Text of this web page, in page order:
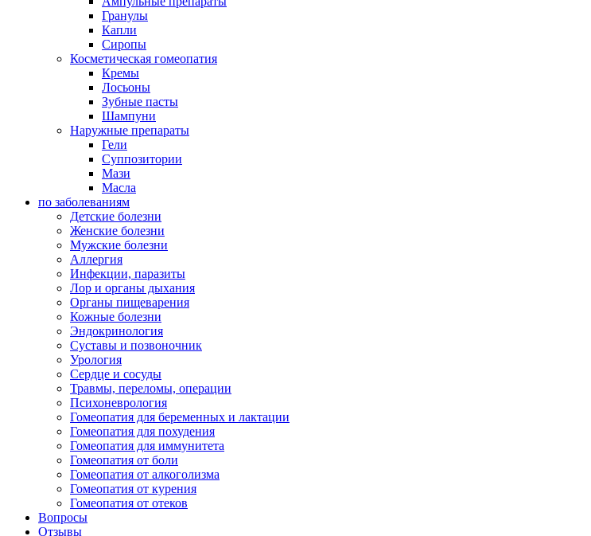
Гранулы
Капли
Сиропы
Косметическая гомеопатия
Кремы
Лосьоны
Зубные пасты
Шампуни
Наружные препараты
Гели
Суппозитории
Мази
Масла
по заболеваниям
Детские болезни
Женские болезни
Мужские болезни
Аллергия
Инфекции, паразиты
Лор и органы дыхания
Органы пищеварения
Кожные болезни
Эндокринология
Суставы и позвоночник
Урология
Сердце и сосуды
Травмы, переломы, операции
Психоневрология
Гомеопатия для беременных и лактации
Гомеопатия для похудения
Гомеопатия для иммунитета
Гомеопатия от боли
Гомеопатия от алкоголизма
Гомеопатия от курения
Гомеопатия от отеков
Вопросы
Отзывы